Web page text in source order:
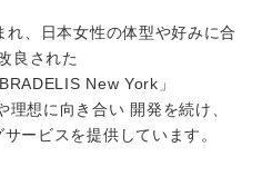
、
日本女性の体型や好みに合
良された
New York」
理想に向き合い 開発を続け、
ービスを提供しています。